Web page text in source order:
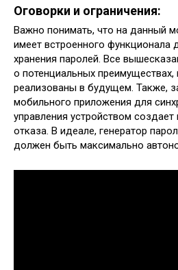
Оговорки и ограничения:
Важно понимать, что на данный
имеет встроенного функционала
хранения паролей. Все
о потенциальных
реализованы в будущем. Также,
мобильного приложения для
управления устройством
отказа. В идеале, генератор
должен быть максимально